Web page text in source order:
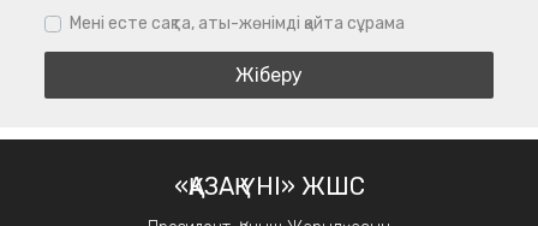
Мені есте сақта, аты-жөнімді қайта сұрама
«ҚАЗАҚ ҮНІ» ЖШС